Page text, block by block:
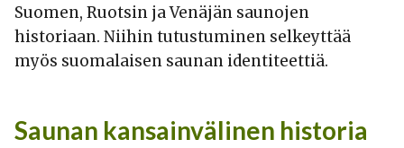
Suomen, Ruotsin ja Venäjän saunojen
historiaan. Niihin tutustuminen selkeyttää
myös suomalaisen saunan identiteettiä.
Saunan kansainvälinen historia